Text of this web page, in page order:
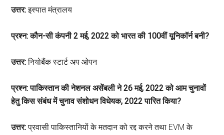
उत्तर:इस्पात मंत्रालय
प्रश्न: कौन-सी कंपनी 2 मई, 2022 को भारत की 100वीं यूनिकॉर्न बनी?
उत्तर:नियोबैंक स्टार्ट अप ओपन
प्रश्न: पाकिस्तान की नेशनल असेंबली ने 26 मई, 2022 को आम चुनावों
हेतु किस संबंध में चुनाव संशोधन विधेयक, 2022 पारित किया?
उत्तर:प्रवासी पाकिस्तानियों के मतदान को रद्द करने तथा EVM के